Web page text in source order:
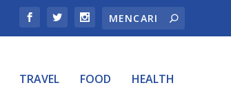
TRAVEL FOOD HEALTH